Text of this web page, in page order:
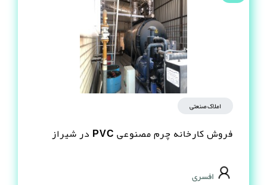
املاک صنعتی
فروش کارخانه چرم مصنوعى PVC در شیراز
افسری